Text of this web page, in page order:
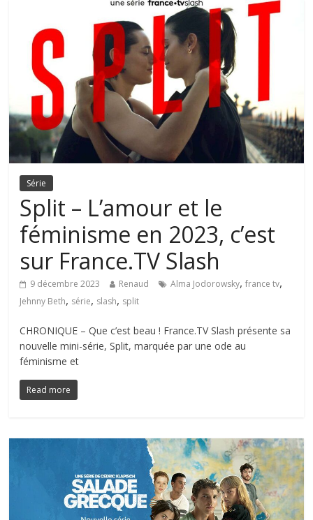
Série
Split – L’amour et le
féminisme en 2023, c’est
sur France.TV Slash
9 décembre 2023 Renaud Alma Jodorowsky,france tv,
Jehnny Beth, série, slash, split
CHRONIQUE – Que c’est beau ! France.TV Slash présente sa
nouvelle mini-série, Split, marquée par une ode au
féminisme et
Read more